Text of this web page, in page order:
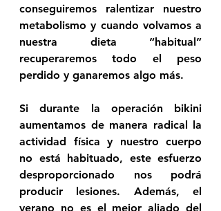
conseguiremos ralentizar nuestro
metabolismo y cuando volvamos a
nuestra dieta “habitual”
recuperaremos todo el peso
perdido y ganaremos algo más.
Si durante la operación bikini
aumentamos de manera radical la
actividad física y nuestro cuerpo
no está habituado, este esfuerzo
desproporcionado nos podrá
producir lesiones. Además, el
verano no es el mejor aliado del